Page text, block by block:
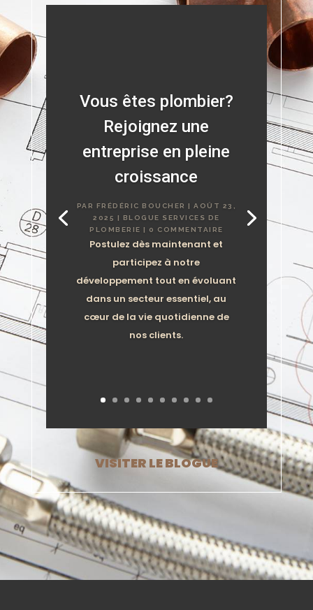
Vous êtes plombier?
Rejoignez une
entreprise en pleine
croissance
PAR FRÉDÉRIC BOUCHER |AOÛT 23,
2025 | BLOGUE SERVICES DE
PLOMBERIE | 0 COMMENTAIRE
Postulez dès maintenant et
participez à notre
développement tout en évoluant
dans un secteur essentiel, au
cœur de la vie quotidienne de
nos clients.
VISITER LE BLOGUE